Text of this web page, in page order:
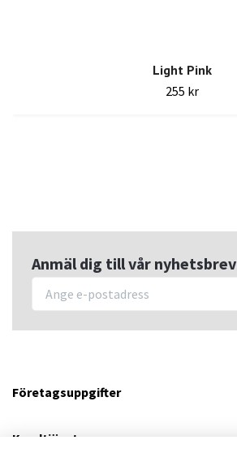
Light Pink
255 kr
Anmäl dig till vår nyhetsbrev
Företagsuppgifter
Kundtjänst